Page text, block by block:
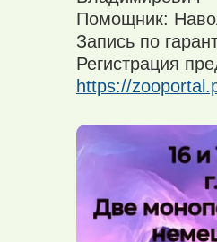
Помощник:
Запись по
Регистрация
https://